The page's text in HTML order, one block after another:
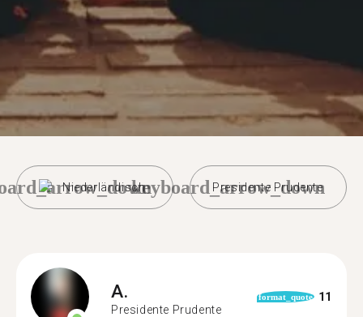
Niederländisch Presidente Prudente
keyboard_arrow_down
A.
Presidente Prudente
format_quote 11